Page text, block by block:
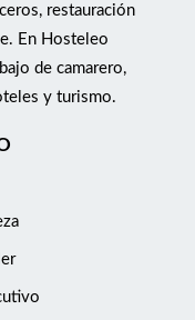
restauración
En Hosteleo
de camarero,
y turismo.